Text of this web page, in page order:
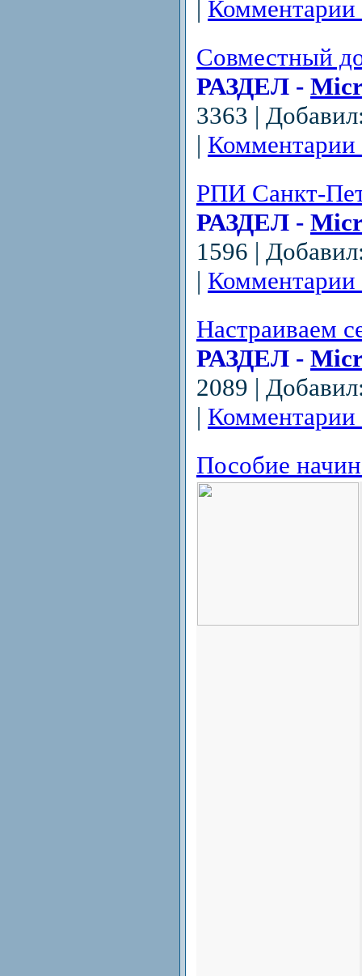
Комментарии
Совместный
РАЗДЕЛ -
3363 |
| Комментарии
РПИ Санкт-
РАЗДЕЛ -
1596 |
| Комментарии
Настраиваем
РАЗДЕЛ -
2089 |
| Комментарии
Пособие